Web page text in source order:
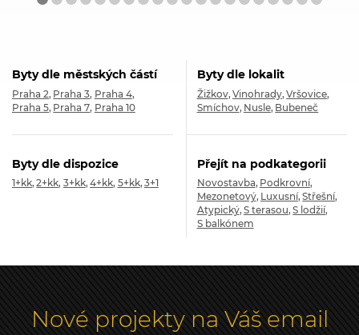
Byty dle městských částí
Praha 2 Praha 3 Praha 4
Praha 5 Praha 7 Praha 10
Byty dle lokalit
Žižkov Vinohrady Vršovice
Smíchov Nusle Bubeneč
Byty dle dispozice
1+kk 2+kk 3+kk 4+kk 5+kk 3+1
Přejít na podkategorii
Novostavba Podkrovní
Mezonetový Luxusní Střešní
Atypický S terasou S lodžií
S balkónem
Nové projekty na Váš email